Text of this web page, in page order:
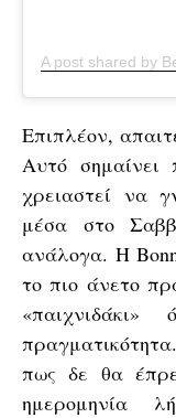
A post shared by
Επιπλέον,
Αυτό
χρειαστεί να
μέσα στο
ανάλογα. Η
το πιο άνετο
πως δε θα
ημερομηνία